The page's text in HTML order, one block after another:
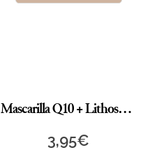
Mascarilla Q10 + Lithospermum
3,95€